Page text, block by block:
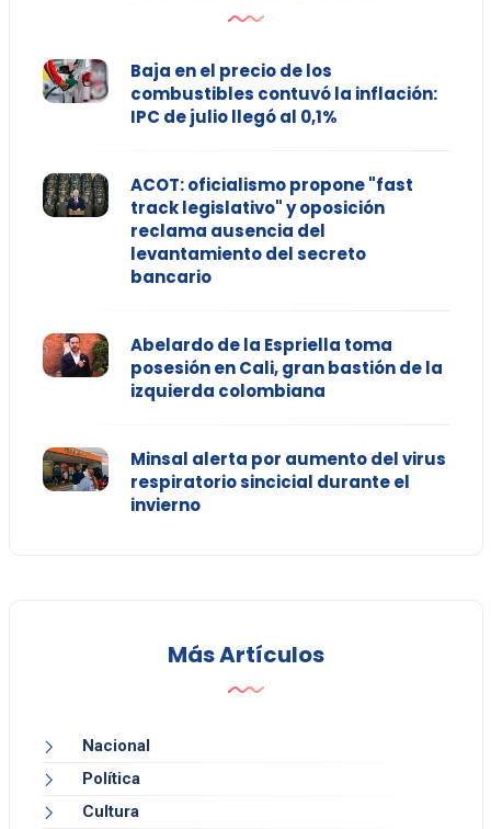
Baja en el precio de los
combustibles contuvó la inflación:
IPC de julio llegó al 0,1%
ACOT: oficialismo propone "fast
track legislativo" y oposición
reclama ausencia del
levantamiento del secreto
bancario
Abelardo de la Espriella toma
posesión en Cali, gran bastión de la
izquierda colombiana
Minsal alerta por aumento del virus
respiratorio sincicial durante el
invierno
Más Artículos
Nacional
Política
Cultura